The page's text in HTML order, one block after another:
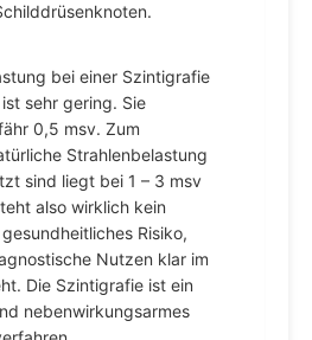
bei einer Szintigrafie
sehr gering. Sie
0,5 msv. Zum
Strahlenbelastung
sind liegt bei 1 – 3 msv
also wirklich kein
Risiko,
Nutzen klar im
Die Szintigrafie ist ein
nebenwirkungsarmes